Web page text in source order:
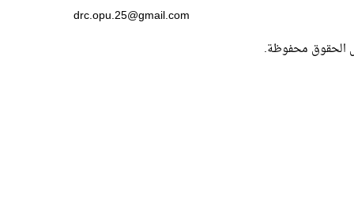
drc.opu.25@gmail.com
الحقوق محفوظة.